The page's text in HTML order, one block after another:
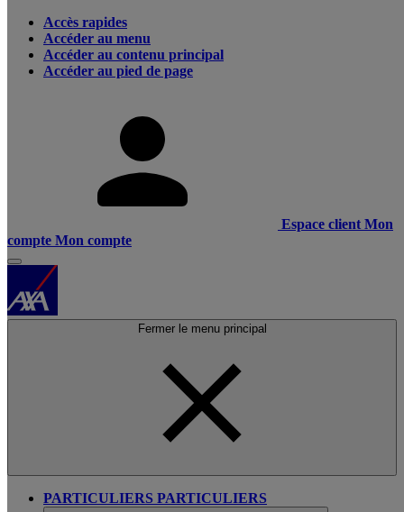
Accès rapides
Accéder au menu
Accéder au contenu principal
Accéder au pied de page
Espace client Mon
compte Mon compte
Fermer le menu principal
PARTICULIERS PARTICULIERS